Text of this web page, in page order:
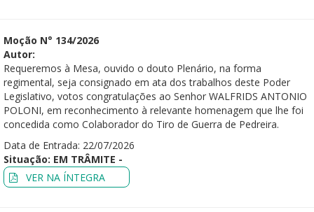
Moção N° 134/2026
Autor:
Requeremos à Mesa, ouvido o douto Plenário, na forma
regimental, seja consignado em ata dos trabalhos deste Poder
Legislativo, votos congratulações ao Senhor WALFRIDS ANTONIO
POLONI, em reconhecimento à relevante homenagem que lhe foi
concedida como Colaborador do Tiro de Guerra de Pedreira.
Data de Entrada: 22/07/2026
Situação: EM TRÂMITE -
VER NA ÍNTEGRA